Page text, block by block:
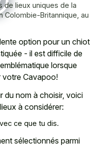
de lieux uniques de la
Colombie-Britannique, au
option pour un chiot
- il est difficile de
lorsque
votre Cavapoo!
du nom à choisir, voici
à considérer:
ce que tu dis.
sélectionnés parmi